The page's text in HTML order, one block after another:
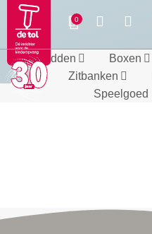
Bedden Boxen
Zitbanken
Speelgoed